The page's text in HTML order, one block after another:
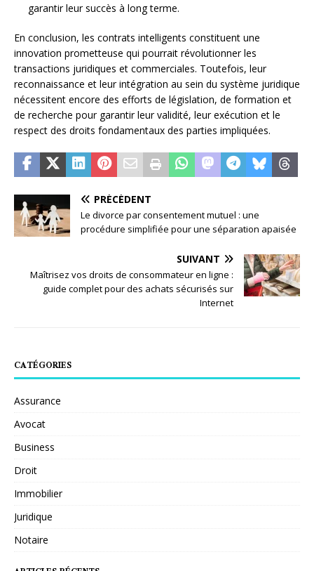
garantir leur succès à long terme.
En conclusion, les contrats intelligents constituent une
innovation prometteuse qui pourrait révolutionner les
transactions juridiques et commerciales. Toutefois, leur
reconnaissance et leur intégration au sein du système juridique
nécessitent encore des efforts de législation, de formation et
de recherche pour garantir leur validité, leur exécution et le
respect des droits fondamentaux des parties impliquées.
PRÉCÉDENT
Le divorce par consentement mutuel : une
procédure simplifiée pour une séparation apaisée
SUIVANT
Maîtrisez vos droits de consommateur en ligne :
guide complet pour des achats sécurisés sur
Internet
CATÉGORIES
Assurance
Avocat
Business
Droit
Immobilier
Juridique
Notaire